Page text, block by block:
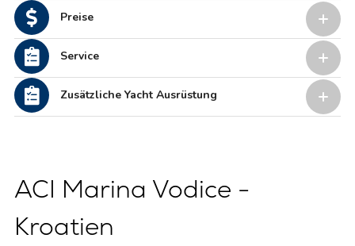
Preise
Service
Zusätzliche Yacht Ausrüstung
ACI Marina Vodice -
Kroatien